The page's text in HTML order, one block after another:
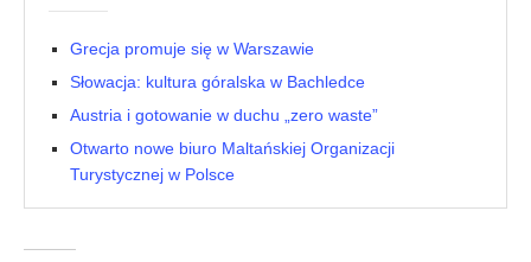
Grecja promuje się w Warszawie
Słowacja: kultura góralska w Bachledce
Austria i gotowanie w duchu „zero waste”
Otwarto nowe biuro Maltańskiej Organizacji
Turystycznej w Polsce